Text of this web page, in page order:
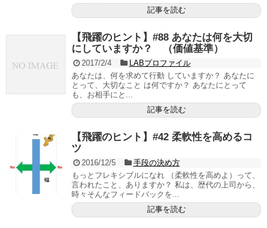
記事を読む
【飛躍のヒント】#88 あなたは何を大切
にしていますか？ （価値基準）
2017/2/4
LABプロファイル
あなたは、何を求めて行動 していますか？ あなたに
とって、大切なこと は何ですか？ あなたにとって
も、お相手にと...
記事を読む
【飛躍のヒント】#42 柔軟性を高めるコ
ツ
2016/12/5
手段の決め方
もっとフレキシブルになれ （柔軟性を高めよ）って、
言われたこと、ありますか？ 私は、歴代の上司から、
時々そんなフィードバックを...
記事を読む